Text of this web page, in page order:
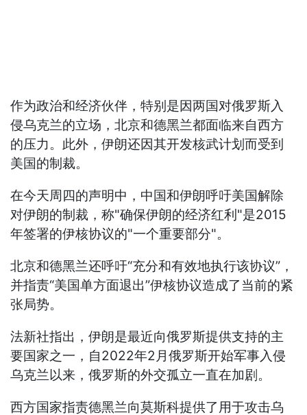
作为政治和经济伙伴，特别是因两国对俄罗斯入
侵乌克兰的立场，北京和德黑兰都面临来自西方
的压力。此外，伊朗还因其开发核武计划而受到
美国的制裁。
在今天周四的声明中，中国和伊朗呼吁美国解除
对伊朗的制裁，称"确保伊朗的经济红利"是2015
年签署的伊核协议的"一个重要部分"。
北京和德黑兰还呼吁“充分和有效地执行该协议”，
并指责“美国单方面退出”伊核协议造成了当前的紧
张局势。
法新社指出，伊朗是最近向俄罗斯提供支持的主
要国家之一，自2022年2月俄罗斯开始军事入侵
乌克兰以来，俄罗斯的外交孤立一直在加剧。
西方国家指责德黑兰向莫斯科提供了用于攻击乌